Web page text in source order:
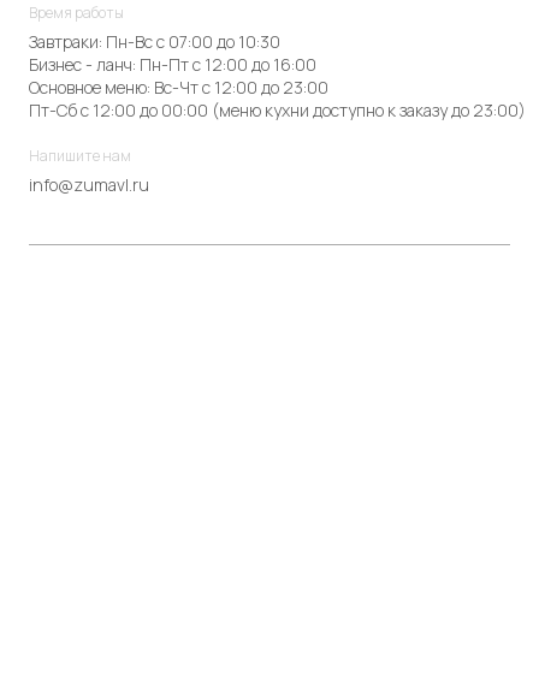
Время работы
Завтраки: Пн-Вс с 07:00 до 10:30
Бизнес - ланч: Пн-Пт с 12:00 до 16:00
Основное меню: Вс-Чт с 12:00 до 23:00
Пт-Сб с 12:00 до 00:00 (меню кухни доступно к заказу до 23:00)
Напишите нам
info@zumavl.ru